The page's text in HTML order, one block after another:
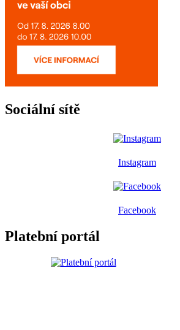
Sociální sítě
Instagram
Facebook
Platební portál